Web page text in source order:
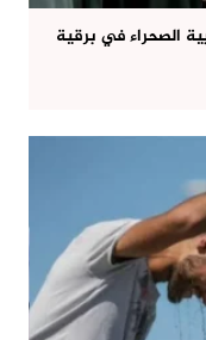
الصحراء في برقية